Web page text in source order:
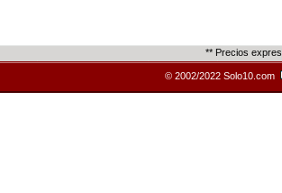
** Precios
© 2002/2022 Solo10.com